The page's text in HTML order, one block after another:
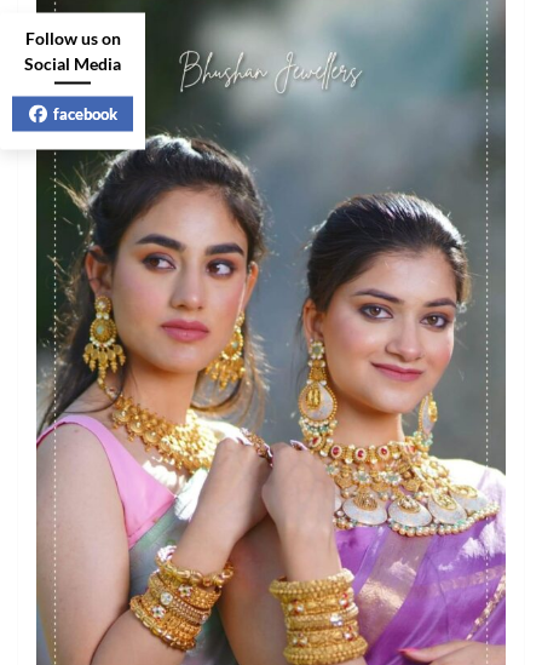
Follow us on
Social Media
facebook